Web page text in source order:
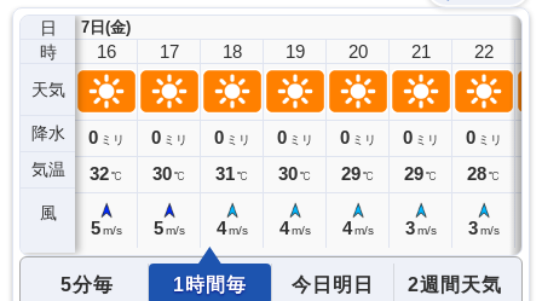
日
時
天気
降水
気温
風
7日(金)
15
0ミリ
33℃
16
0 ミリ
32℃
5 m/s
17
0 ミリ
30℃
5 m/s
18
0 ミリ
31℃
4 m/s
19
0 ミリ
30℃
4 m/s
20
0 ミリ
29℃
4 m/s
21
0 ミリ
29℃
3 m/s
22
0 ミリ
28℃
3 m/s
5分毎 1時間毎 今日明日 2週間天気